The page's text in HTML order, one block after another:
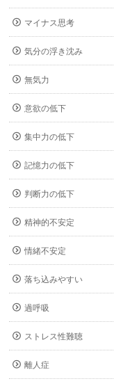
マイナス思考
気分の浮き沈み
無気力
意欲の低下
集中力の低下
記憶力の低下
判断力の低下
精神的不安定
情緒不安定
落ち込みやすい
過呼吸
ストレス性難聴
離人症